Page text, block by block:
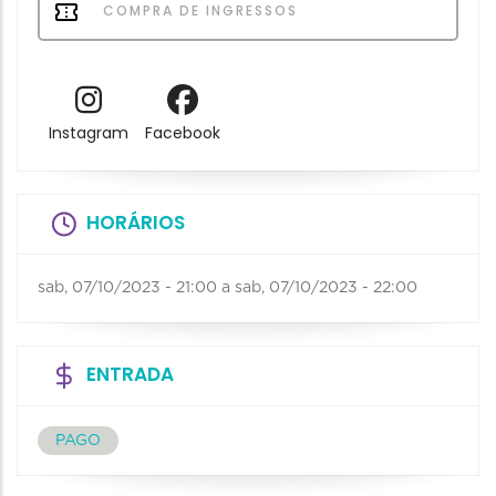
COMPRA DE INGRESSOS
Instagram Facebook
HORÁRIOS
sab, 07/10/2023 - 21:00 a sab, 07/10/2023 - 22:00
ENTRADA
PAGO